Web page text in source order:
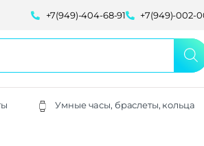
+7(949)-404-68-91 +7(949)-002-
Умные часы, браслеты, кольца